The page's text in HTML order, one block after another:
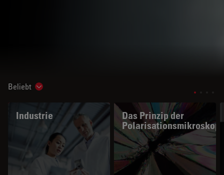
Beliebt Show subnavigation
Industrie
Das Prinzip der